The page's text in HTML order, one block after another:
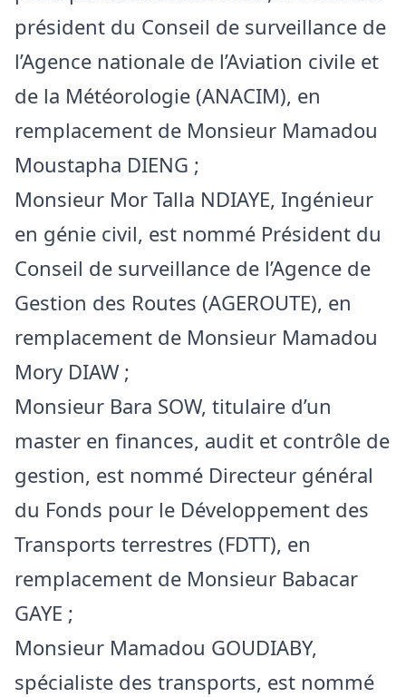
président du Conseil de surveillance de
l’Agence nationale de l’Aviation civile et
de la Météorologie (ANACIM), en
remplacement de Monsieur Mamadou
Moustapha DIENG ;
Monsieur Mor Talla NDIAYE, Ingénieur
en génie civil, est nommé Président du
Conseil de surveillance de l’Agence de
Gestion des Routes (AGEROUTE), en
remplacement de Monsieur Mamadou
Mory DIAW ;
Monsieur Bara SOW, titulaire d’un
master en finances, audit et contrôle de
gestion, est nommé Directeur général
du Fonds pour le Développement des
Transports terrestres (FDTT), en
remplacement de Monsieur Babacar
GAYE ;
Monsieur Mamadou GOUDIABY,
spécialiste des transports, est nommé